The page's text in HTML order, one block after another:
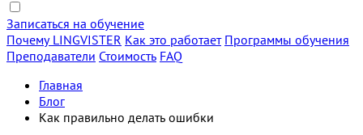
Записаться на обучение
Почему LINGVISTER Как это работает Программы обучения
Преподаватели Стоимость FAQ
Главная
Блог
Как правильно делать ошибки